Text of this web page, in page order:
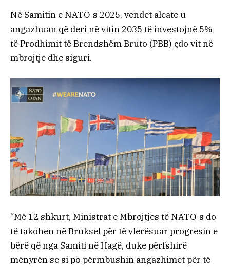
Në Samitin e NATO-s 2025, vendet aleate u
angazhuan që deri në vitin 2035 të investojnë 5%
të Prodhimit të Brendshëm Bruto (PBB) çdo vit në
mbrojtje dhe siguri.
“Më 12 shkurt, Ministrat e Mbrojtjes të NATO-s do
të takohen në Bruksel për të vlerësuar progresin e
bërë që nga Samiti në Hagë, duke përfshirë
mënyrën se si po përmbushin angazhimet për të